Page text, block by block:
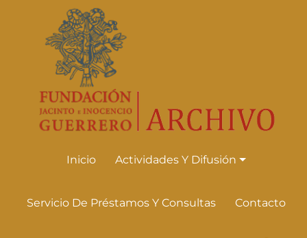
Skip to main content
Inicio Actividades Y Difusión
Actividades Y Difusión
Servicio De Préstamos Y Consultas Contacto